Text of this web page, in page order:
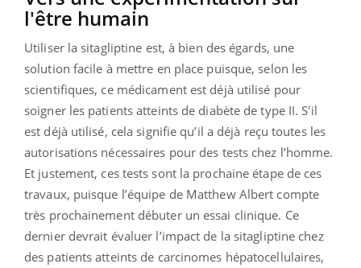
l'être humain
Utiliser la sitagliptine est, à bien des égards, une
solution facile à mettre en place puisque, selon les
scientifiques, ce médicament est déjà utilisé pour
soigner les patients atteints de diabète de type II. S'il
est déjà utilisé, cela signifie qu’il a déjà reçu toutes les
autorisations nécessaires pour des tests chez l’homme.
Et justement, ces tests sont la prochaine étape de ces
travaux, puisque l’équipe de Matthew Albert compte
très prochainement débuter un essai clinique. Ce
dernier devrait évaluer l’impact de la sitagliptine chez
des patients atteints de carcinomes hépatocellulaires,